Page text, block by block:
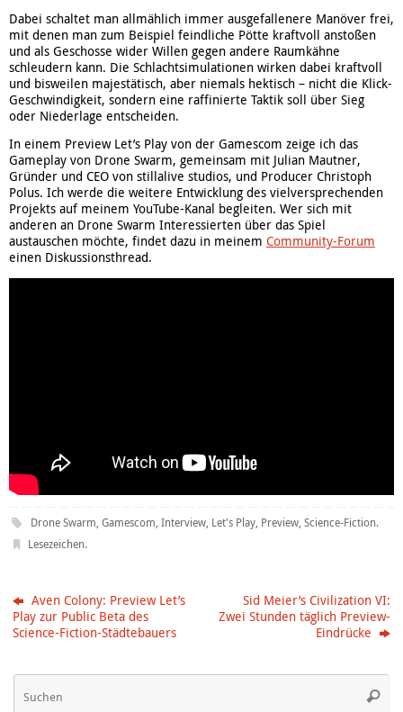
Dabei schaltet man allmählich immer ausgefallenere Manöver frei,
mit denen man zum Beispiel feindliche Pötte kraftvoll anstoßen
und als Geschosse wider Willen gegen andere Raumkähne
schleudern kann. Die Schlachtsimulationen wirken dabei kraftvoll
und bisweilen majestätisch, aber niemals hektisch – nicht die Klick-
Geschwindigkeit, sondern eine raffinierte Taktik soll über Sieg
oder Niederlage entscheiden.
In einem Preview Let’s Play von der Gamescom zeige ich das
Gameplay von Drone Swarm, gemeinsam mit Julian Mautner,
Gründer und CEO von stillalive studios, und Producer Christoph
Polus. Ich werde die weitere Entwicklung des vielversprechenden
Projekts auf meinem YouTube-Kanal begleiten. Wer sich mit
anderen an Drone Swarm Interessierten über das Spiel
austauschen möchte, findet dazu in meinem Community-Forum
einen Diskussionsthread.
Drone Swarm, Gamescom, Interview, Let's Play, Preview, Science-Fiction.
Lesezeichen.
Aven Colony: Preview Let’s
Play zur Public Beta des
Science-Fiction-Städtebauers
Sid Meier’s Civilization VI:
Zwei Stunden täglich Preview-
Eindrücke